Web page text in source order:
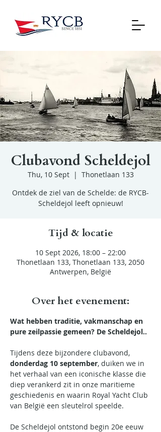
Clubavond Scheldejol
Thu, 10 Sept
  |
Thonetlaan 133
Ontdek de ziel van de Schelde: de RYCB-
Scheldejol leeft opnieuw!
Tijd & locatie
10 Sept 2026, 18:00 – 22:00
Thonetlaan 133, Thonetlaan 133, 2050
Antwerpen, België
Over het evenement:
Wat hebben traditie, vakmanschap en
pure zeilpassie gemeen? De Scheldejol..
Tijdens deze bijzondere clubavond,
donderdag 10 september, duiken we in
het verhaal van een iconische klasse die
diep verankerd zit in onze maritieme
geschiedenis en waarin Royal Yacht Club
van België een sleutelrol speelde.
De Scheldejol ontstond begin 20e eeuw